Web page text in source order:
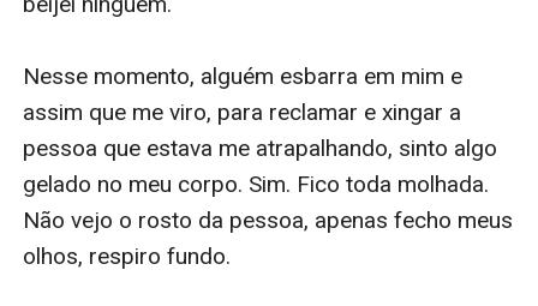
Nesse momento, alguém esbarra em mim e
assim que me viro, para reclamar e xingar a
pessoa que estava me atrapalhando, sinto algo
gelado no meu corpo. Sim. Fico toda molhada.
Não vejo o rosto da pessoa, apenas fecho meus
olhos, respiro fundo.